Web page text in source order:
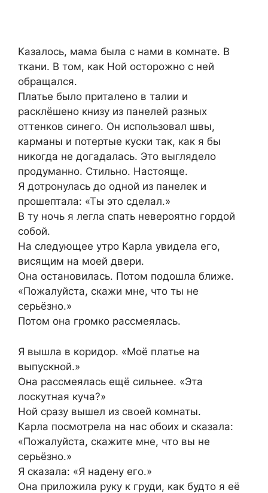
Казалось, мама была с нами в комнате. В
ткани. В том, как Ной осторожно с ней
обращался.
Платье было приталено в талии и
расклёшено книзу из панелей разных
оттенков синего. Он использовал швы,
карманы и потертые куски так, как я бы
никогда не догадалась. Это выглядело
продуманно. Стильно. Настояще.
Я дотронулась до одной из панелек и
прошептала: «Ты это сделал.»
В ту ночь я легла спать невероятно гордой
собой.
На следующее утро Карла увидела его,
висящим на моей двери.
Она остановилась. Потом подошла ближе.
«Пожалуйста, скажи мне, что ты не
серьёзно.»
Потом она громко рассмеялась.
Я вышла в коридор. «Моё платье на
выпускной.»
Она рассмеялась ещё сильнее. «Эта
лоскутная куча?»
Ной сразу вышел из своей комнаты.
Карла посмотрела на нас обоих и сказала:
«Пожалуйста, скажите мне, что вы не
серьёзно.»
Я сказала: «Я надену его.»
Она приложила руку к груди, как будто я её